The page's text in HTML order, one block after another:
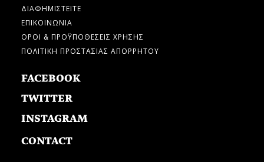
ΔΙΑΦΗΜΙΣΤΕΙΤΕ
ΕΠΙΚΟΙΝΩΝΙΑ
ΟΡΟΙ & ΠΡΟΫΠΟΘΕΣΕΙΣ ΧΡΗΣΗΣ
ΠΟΛΙΤΙΚΗ ΠΡΟΣΤΑΣΙΑΣ ΑΠΟΡΡΗΤΟΥ
FACEBOOK
TWITTER
INSTAGRAM
CONTACT